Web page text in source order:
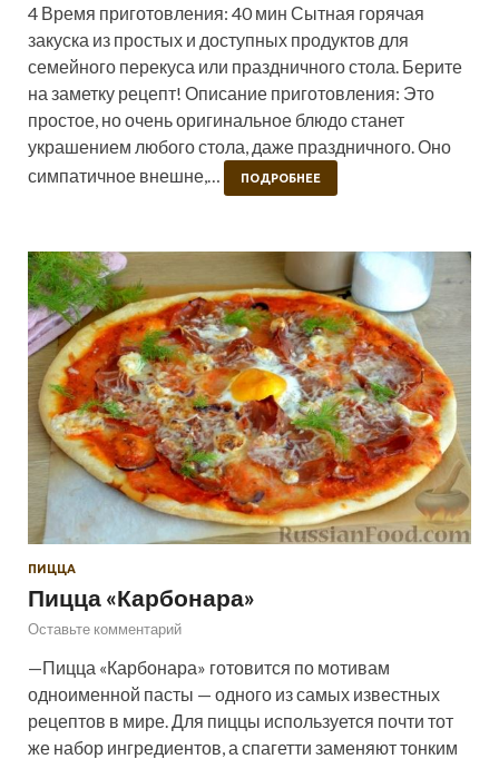
4 Время приготовления: 40 мин Сытная горячая
закуска из простых и доступных продуктов для
семейного перекуса или праздничного стола. Берите
на заметку рецепт! Описание приготовления: Это
простое, но очень оригинальное блюдо станет
украшением любого стола, даже праздничного. Оно
симпатичное внешне,…
ПОДРОБНЕЕ
ПИЦЦА
Пицца «Карбонара»
Оставьте комментарий
—Пицца «Карбонара» готовится по мотивам
одноименной пасты — одного из самых известных
рецептов в мире. Для пиццы используется почти тот
же набор ингредиентов, а спагетти заменяют тонким